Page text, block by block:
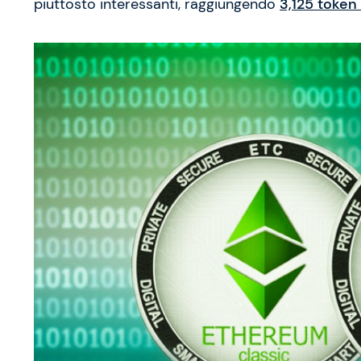
piuttosto interessanti, raggiungendo 3,125 token